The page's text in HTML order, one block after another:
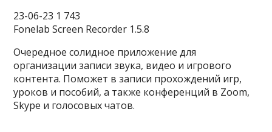
23-06-23 1 743
Fonelab Screen Recorder 1.5.8
Очередное солидное приложение для
организации записи звука, видео и игрового
контента. Поможет в записи прохождений игр,
уроков и пособий, а также конференций в Zoom,
Skype и голосовых чатов.